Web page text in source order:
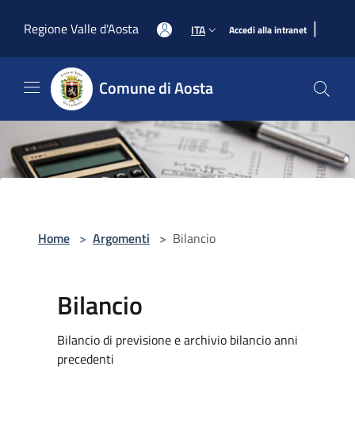
Regione Valle d'Aosta
ITA Accedi alla intranet |
Comune di Aosta
Home > Argomenti > Bilancio
Bilancio
Bilancio di previsione e archivio bilancio anni
precedenti